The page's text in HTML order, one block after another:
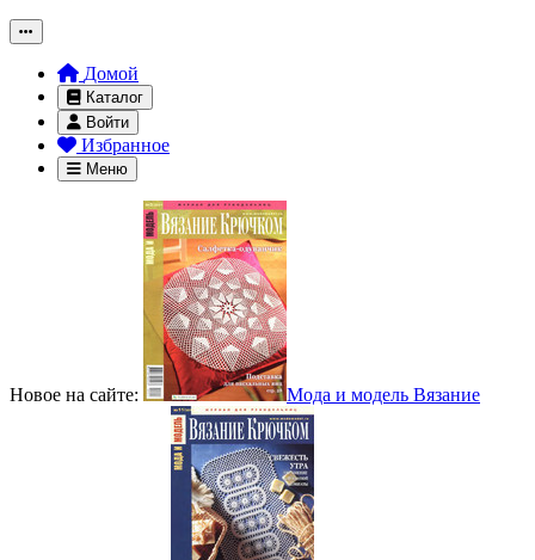
Домой
Каталог
Войти
Избранное
Меню
Новое на сайте: Мода и модель Вязание